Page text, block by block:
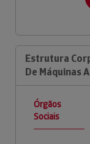
Estrutura
De Máquinas
Órgãos
Sociais